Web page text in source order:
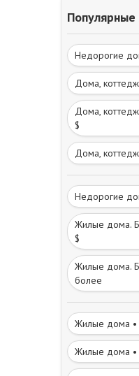
Популярные
Недорогие
Дома,
Дома,
$
Дома,
Недорогие
Жилые дома.
$
Жилые дома.
более
Жилые дома •
Жилые дома •